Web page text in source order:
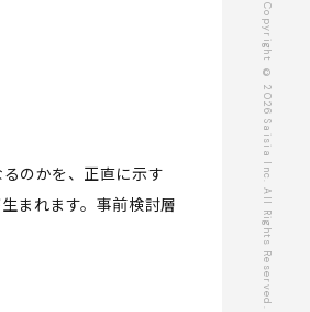
のかを、正直に示す
まれます。事前検討層
Copyright © 2026 Saisia Inc. All Rights Reserved.